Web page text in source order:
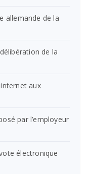
allemande de la
de la
aux
par l’employeur
électronique